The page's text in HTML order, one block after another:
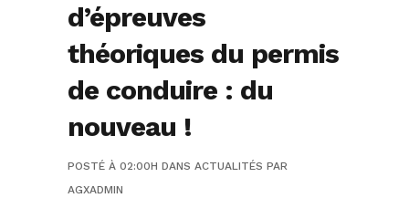
d’épreuves
théoriques du permis
de conduire : du
nouveau !
POSTÉ À 02:00H DANS ACTUALITÉS PAR
AGXADMIN